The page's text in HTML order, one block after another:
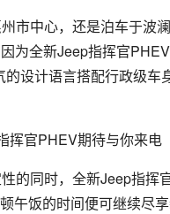
市中心，还是泊车于波
为全新Jeep指挥官
设计语言搭配行政级
的同时，全新Jeep指挥
午饭的时间便可继续尽